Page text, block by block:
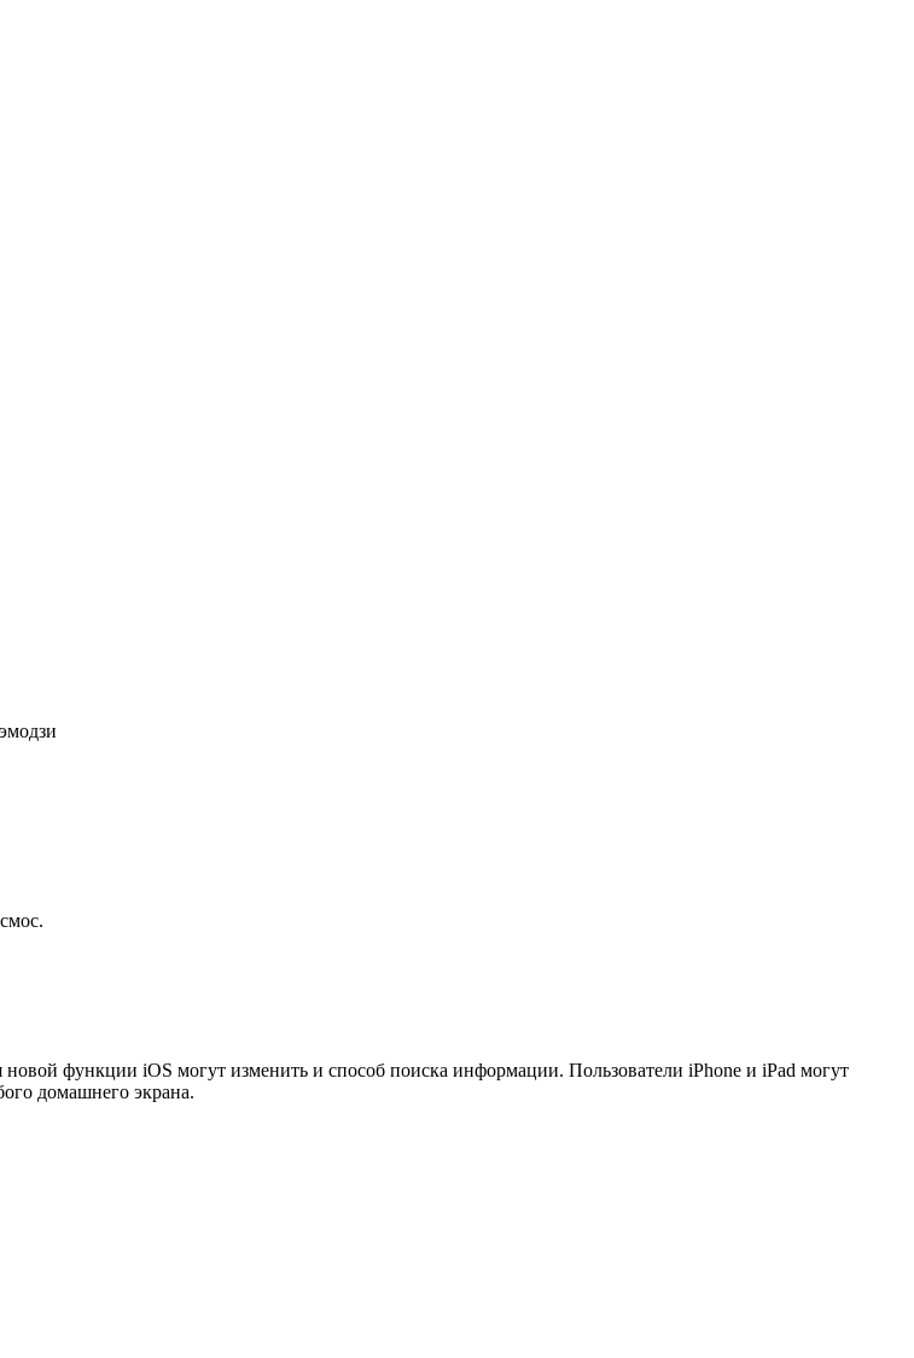
функции iOS могут изменить и способ поиска информации. Пользователи iPhone и iPad могут
домашнего экрана.